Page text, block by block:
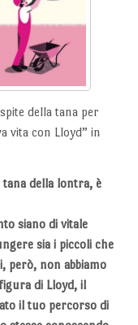
della tana per
vita con Lloyd” in
della lontra, è
siano di vitale
sia i piccoli che
però, non abbiamo
di Lloyd, il
il tuo percorso di